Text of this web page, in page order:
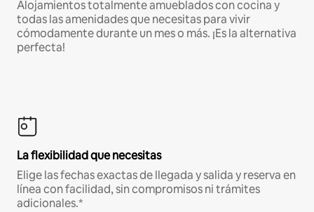
Alojamientos totalmente amueblados con cocina y
todas las amenidades que necesitas para vivir
cómodamente durante un mes o más. ¡Es la alternativa
perfecta!
La flexibilidad que necesitas
Elige las fechas exactas de llegada y salida y reserva en
línea con facilidad, sin compromisos ni trámites
adicionales.*